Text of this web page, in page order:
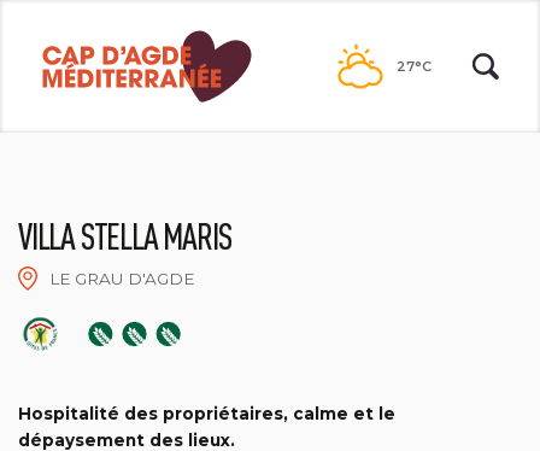
contenu
27°C
VILLA STELLA MARIS
LE GRAU D'AGDE
Hospitalité des propriétaires, calme et le
dépaysement des lieux.